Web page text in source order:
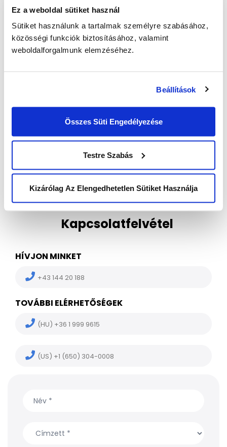
Ez a weboldal sütiket használ
Sütiket használunk a tartalmak személyre szabásához,
közösségi funkciók biztosításához, valamint
weboldalforgalmunk elemzéséhez.
Beállítások
Összes Süti Engedélyezése
Testre Szabás
Kizárólag Az Elengedhetetlen Sütiket Használja
Email:info@unitedcallcenters.hu
Tel.: +36 1 510 0056
Post
navigationBoldog Nőnapot kíván a UCC
Kapcsolatfelvétel
HÍVJON MINKET
+43 144 20 188
TOVÁBBI ELÉRHETŐSÉGEK
(HU) +36 1 999 9615
(US) +1 (650) 304-0008